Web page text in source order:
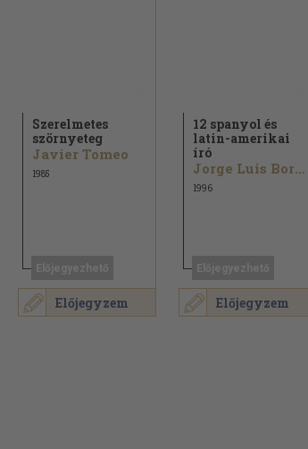
Előjegyzem
Szerelmetes
szörnyeteg
Javier Tomeo
1985
Előjegyzem
12 spanyol és
latin-amerikai
író
Jorge Luis Borges...
1996